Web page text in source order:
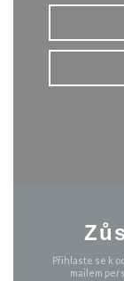
Přihlaste se k
mailem